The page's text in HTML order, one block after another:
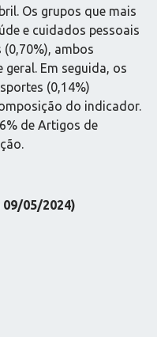
Os grupos que mais
e cuidados pessoais
(0,70%), ambos
Em seguida, os
(0,14%)
do indicador.
de Artigos de
05/2024)